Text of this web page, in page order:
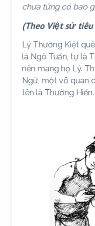
chưa từng có bao
(Theo Việt sử
Lý Thường Kiệt
là Ngô Tuấn, tự là
nên mang họ Lý.
Ngữ, một võ quan
tên là Thường Hiến.